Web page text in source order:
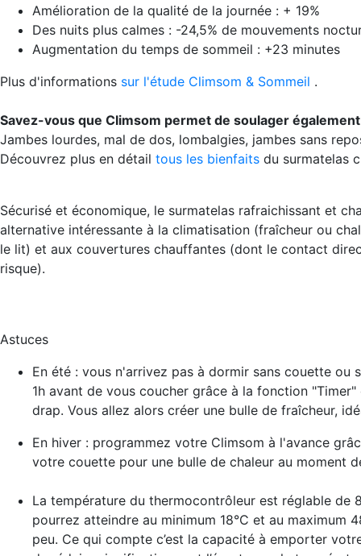
Amélioration de la qualité de la journée : + 19%
Des nuits plus calmes : -24,5% de mouvements
Augmentation du temps de sommeil : +23 minutes
Plus d'informations sur l'étude Climsom & Sommeil .
Savez-vous que Climsom permet de soulager
Jambes lourdes, mal de dos, lombalgies, jambes sans
Découvrez plus en détail tous les bienfaits du surmatelas
Sécurisé et économique, le surmatelas rafraichissant et
alternative intéressante à la climatisation (fraîcheur ou
le lit) et aux couvertures chauffantes (dont le contact
risque).
Astuces
En été : vous n'arrivez pas à dormir sans couette ou
1h avant de vous coucher grâce à la fonction
drap. Vous allez alors créer une bulle de fraîcheur,
En hiver : programmez votre Climsom à l'avance
votre couette pour une bulle de chaleur au moment
La température du thermocontrôleur est réglable de
pourrez atteindre au minimum 18°C et au maximum
peu. Ce qui compte c’est la capacité à emporter